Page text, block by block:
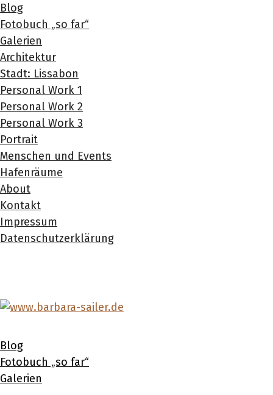
Blog
Fotobuch „so far“
Galerien
Architektur
Stadt: Lissabon
Personal Work 1
Personal Work 2
Personal Work 3
Portrait
Menschen und Events
Hafenräume
About
Kontakt
Impressum
Datenschutzerklärung
Blog
Fotobuch „so far“
Galerien